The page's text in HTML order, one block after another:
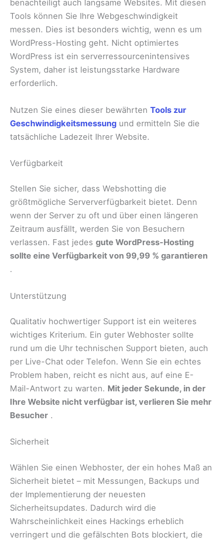
benachteiligt auch langsame Websites. Mit diesen
Tools können Sie Ihre Webgeschwindigkeit
messen. Dies ist besonders wichtig, wenn es um
WordPress-Hosting geht. Nicht optimiertes
WordPress ist ein serverressourcenintensives
System, daher ist leistungsstarke Hardware
erforderlich.
Nutzen Sie eines dieser bewährten Tools zur
Geschwindigkeitsmessung und ermitteln Sie die
tatsächliche Ladezeit Ihrer Website.
Verfügbarkeit
Stellen Sie sicher, dass Webshotting die
größtmögliche Serververfügbarkeit bietet. Denn
wenn der Server zu oft und über einen längeren
Zeitraum ausfällt, werden Sie von Besuchern
verlassen. Fast jedes gute WordPress-Hosting
sollte eine Verfügbarkeit von 99,99 % garantieren
.
Unterstützung
Qualitativ hochwertiger Support ist ein weiteres
wichtiges Kriterium. Ein guter Webhoster sollte
rund um die Uhr technischen Support bieten, auch
per Live-Chat oder Telefon. Wenn Sie ein echtes
Problem haben, reicht es nicht aus, auf eine E-
Mail-Antwort zu warten. Mit jeder Sekunde, in der
Ihre Website nicht verfügbar ist, verlieren Sie mehr
Besucher .
Sicherheit
Wählen Sie einen Webhoster, der ein hohes Maß an
Sicherheit bietet – mit Messungen, Backups und
der Implementierung der neuesten
Sicherheitsupdates. Dadurch wird die
Wahrscheinlichkeit eines Hackings erheblich
verringert und die gefälschten Bots blockiert, die